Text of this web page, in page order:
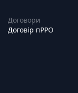
Договори
Договір пРРО